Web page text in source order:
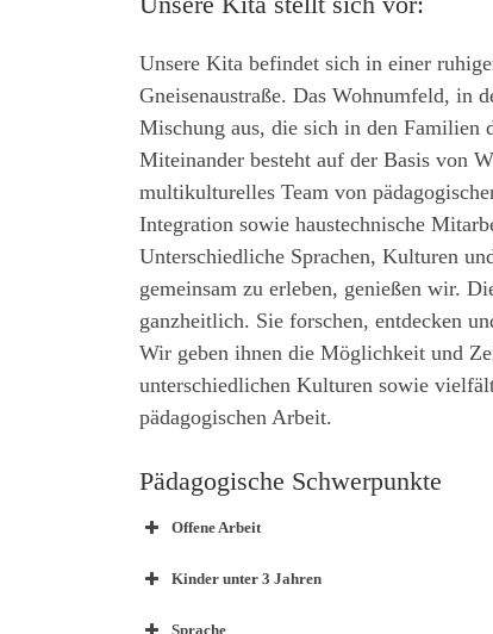
Unsere Kita befindet sich in einer
Gneisenaustraße. Das Wohnumfeld, in
Mischung aus, die sich in den Familien
Miteinander besteht auf der Basis von
multikulturelles Team von
Integration sowie haustechnische
Unterschiedliche Sprachen, Kulturen
gemeinsam zu erleben, genießen wir.
ganzheitlich. Sie forschen, entdecken
Wir geben ihnen die Möglichkeit und
unterschiedlichen Kulturen sowie
pädagogischen Arbeit.
Pädagogische Schwerpunkte
Offene Arbeit
Kinder unter 3 Jahren
Sprache